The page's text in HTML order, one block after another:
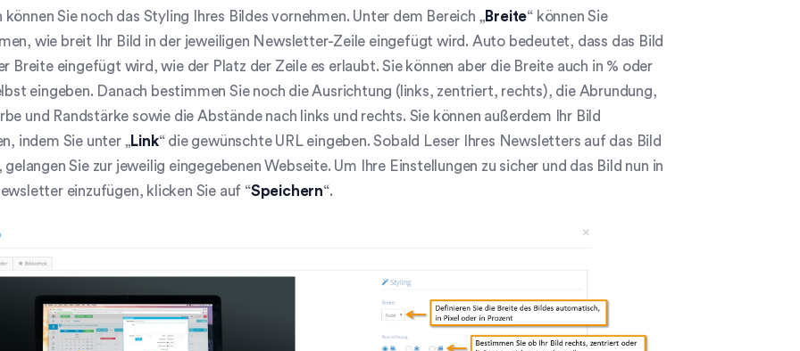
können Sie noch das Styling Ihres Bildes vornehmen. Unter dem Bereich „Breite“ können Sie
wie breit Ihr Bild in der jeweiligen Newsletter-Zeile eingefügt wird. Auto bedeutet, dass das Bild
Breite eingefügt wird, wie der Platz der Zeile es erlaubt. Sie können aber die Breite auch in % oder
eingeben. Danach bestimmen Sie noch die Ausrichtung (links, zentriert, rechts), die Abrundung,
und Randstärke sowie die Abstände nach links und rechts. Sie können außerdem Ihr Bild
indem Sie unter „Link“ die gewünschte URL eingeben. Sobald Leser Ihres Newsletters auf das Bild
gelangen Sie zur jeweilig eingegebenen Webseite. Um Ihre Einstellungen zu sicher und das Bild nun in
einzufügen, klicken Sie auf “Speichern“.